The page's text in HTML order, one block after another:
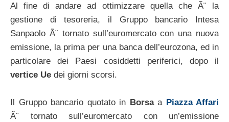
Al fine di andare ad ottimizzare quella che Ã¨ la
gestione di tesoreria, il Gruppo bancario Intesa
Sanpaolo Ã¨ tornato sull’euromercato con una nuova
emissione, la prima per una banca dell’eurozona, ed in
particolare dei Paesi cosiddetti periferici, dopo il
vertice Ue dei giorni scorsi.
Il Gruppo bancario quotato in Borsaa Piazza Affari
Ã¨ tornato sull’euromercato con un’emissione